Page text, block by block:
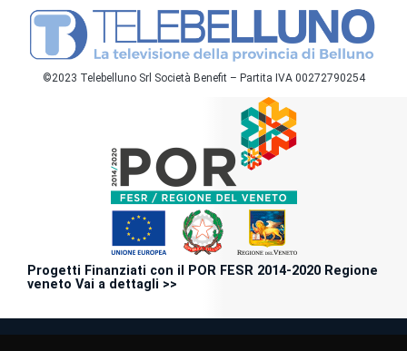
©2023 Telebelluno Srl Società Benefit – Partita IVA 00272790254
Progetti Finanziati con il POR FESR 2014-2020 Regione
veneto Vai a dettagli >>